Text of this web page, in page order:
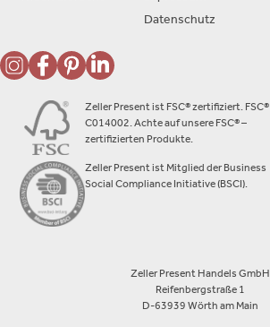
Zeller Present ist FSC® zertifiziert. FSC®
C014002. Achte auf unsere FSC® –
zertifizierten Produkte.
Zeller Present ist Mitglied der Business
Social Compliance Initiative (BSCI).
Zeller Present Handels GmbH
Reifenbergstraße 1
D-63939 Wörth am Main
Datenschutz